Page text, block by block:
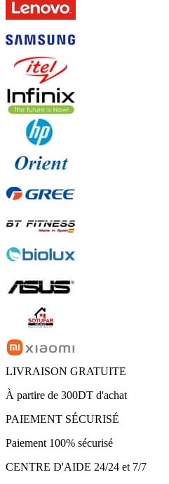
LIVRAISON GRATUITE
À partire de 300DT d'achat
PAIEMENT SÉCURISÉ
Paiement 100% sécurisé
CENTRE D'AIDE 24/24 et 7/7